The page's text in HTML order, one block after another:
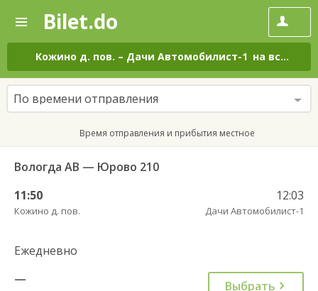
—
Поиск
и
покупка
билетов
на
автобус
онлайн
Bilet.do
Кожино д. пов. – Дачи Автомобилист-1 на все дни
По времени отправления
Время отправления и прибытия местное
Вологда АВ — Юрово 210
11:50
Кожино д. пов.
12:03
Дачи Автомобилист-1
Ежедневно
—
Выбрать